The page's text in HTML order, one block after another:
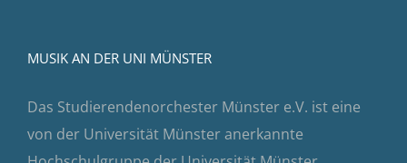
MUSIK AN DER UNI MÜNSTER
Das Studierendenorchester Münster e.V. ist eine
von der Universität Münster anerkannte